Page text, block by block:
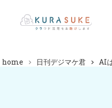
home 日刊デジマケ君 AI